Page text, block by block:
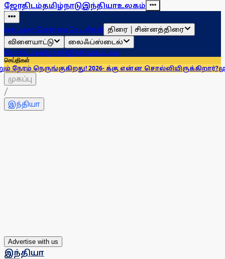
ஜோதிடம்தமிழ்நாடுஇந்தியாஉலகம்
முகப்புதற்போதைய செய்திகள் திரை | சின்னத்திரை
விளையாட்டு
லைஃப்ஸ்டைல்
ஜோதிடம்தமிழ்நாடுஇந்தியாஉலகம்
செய்திகள்
2026- க்கு என்ன சொல்லியிருக்கிறார்?முன்னணி
முகப்பு
/
இந்தியா
Advertise with us
இந்தியா